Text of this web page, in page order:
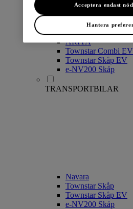
LEAF
ARIYA
Townstar Combi EV
Townstar Skåp EV
e-NV200 Skåp
TRANSPORTBILAR
Navara
Townstar Skåp
Townstar Skåp EV
e-NV200 Skåp
Hantera
Acceptera endast